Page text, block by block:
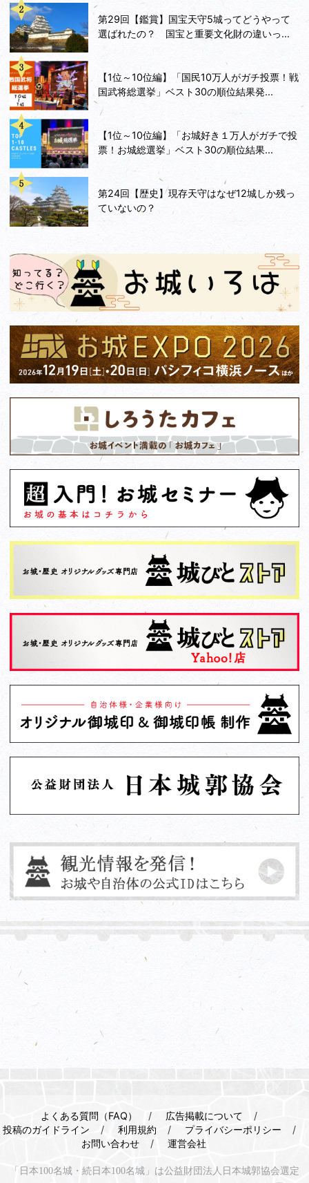
第29回【鑑賞】国宝天守5城ってどうやって
選ばれたの？ 国宝と重要文化財の違いっ...
【1位～10位編】「国民10万人がガチ投票！戦
国武将総選挙」ベスト30の順位結果発...
【1位～10位編】「お城好き１万人がガチで投
票！お城総選挙」ベスト30の順位結果...
第24回【歴史】現存天守はなぜ12城しか残っ
ていないの？
よくある質問（FAQ）
広告掲載について
投稿のガイドライン
利用規約
プライバシーポリシー
お問い合わせ
運営会社
「日本100名城・続日本100名城」は公益財団法人日本城郭協会選定